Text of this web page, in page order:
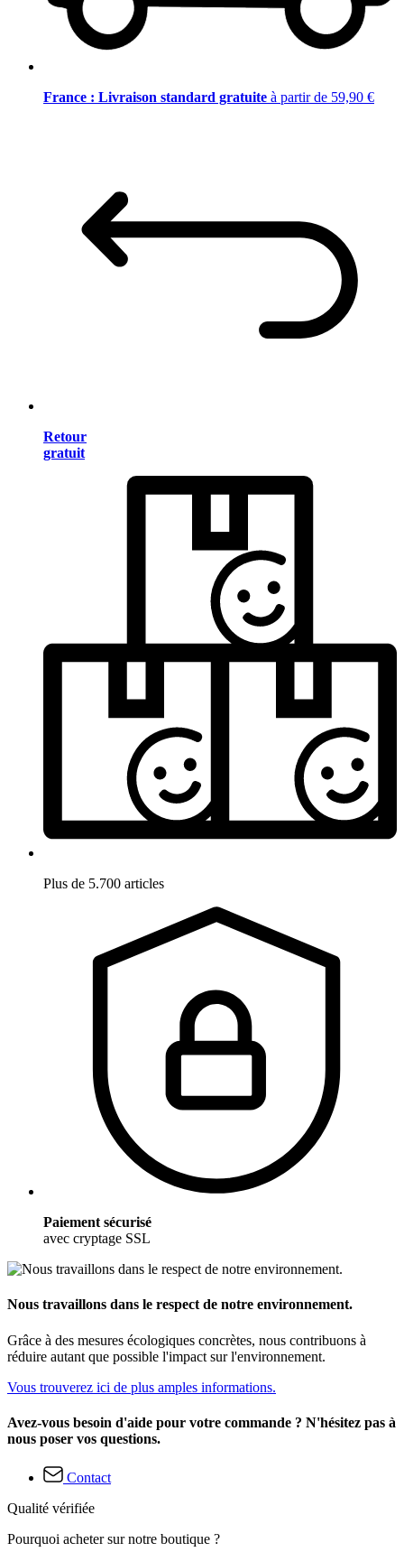
France : Livraison standard gratuite à partir de 59,90 €
Retour
gratuit
Plus de 5.700 articles
Paiement sécurisé
avec cryptage SSL
Nous travaillons dans le respect de notre environnement.
Grâce à des mesures écologiques concrètes, nous contribuons à
réduire autant que possible l'impact sur l'environnement.
Vous trouverez ici de plus amples informations.
Avez-vous besoin d'aide pour votre commande ? N'hésitez pas à
nous poser vos questions.
Contact
Qualité vérifiée
Pourquoi acheter sur notre boutique ?